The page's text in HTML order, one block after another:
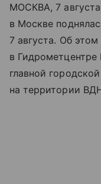
МОСКВА, 7
в Москве
7 августа. Об
в
главной
на территории